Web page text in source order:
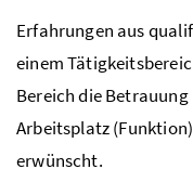
Erfahrungen aus
einem
Bereich die
Arbeitsplatz
erwünscht.